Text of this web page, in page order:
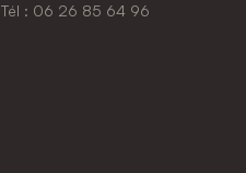
Tél : 06 26 85 64 96